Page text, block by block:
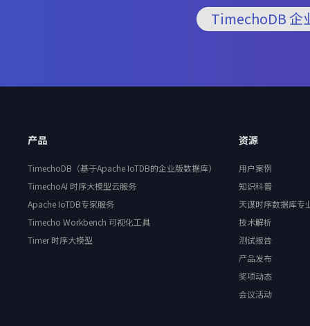
TimechoDB 企
产品
TimechoDB（基于Apache IoTDB的企业版数据库）
TimechoAI 时序大模型云服务
Apache IoTDB专家服务
Timecho Workbench 可视化工具
Timer 时序大模型
资源
用户案例
知识科普
天谋时序数据库专
技术解析
测试报告
产品发布
奖项动态
会议活动